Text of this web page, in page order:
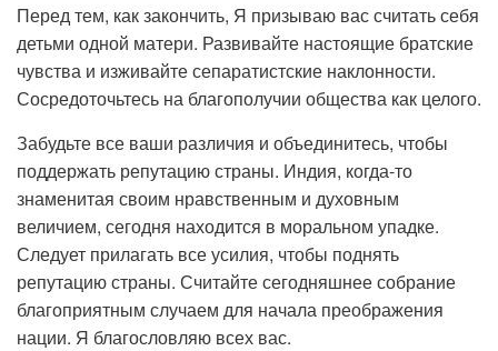
Перед тем, как закончить, Я призываю вас считать себя
детьми одной матери. Развивайте настоящие братские
чувства и изживайте сепаратистские наклонности.
Сосредоточьтесь на благополучии общества как целого.
Забудьте все ваши различия и объединитесь, чтобы
поддержать репутацию страны. Индия, когда-то
знаменитая своим нравственным и духовным
величием, сегодня находится в моральном упадке.
Следует прилагать все усилия, чтобы поднять
репутацию страны. Считайте сегодняшнее собрание
благоприятным случаем для начала преображения
нации. Я благословляю всех вас.